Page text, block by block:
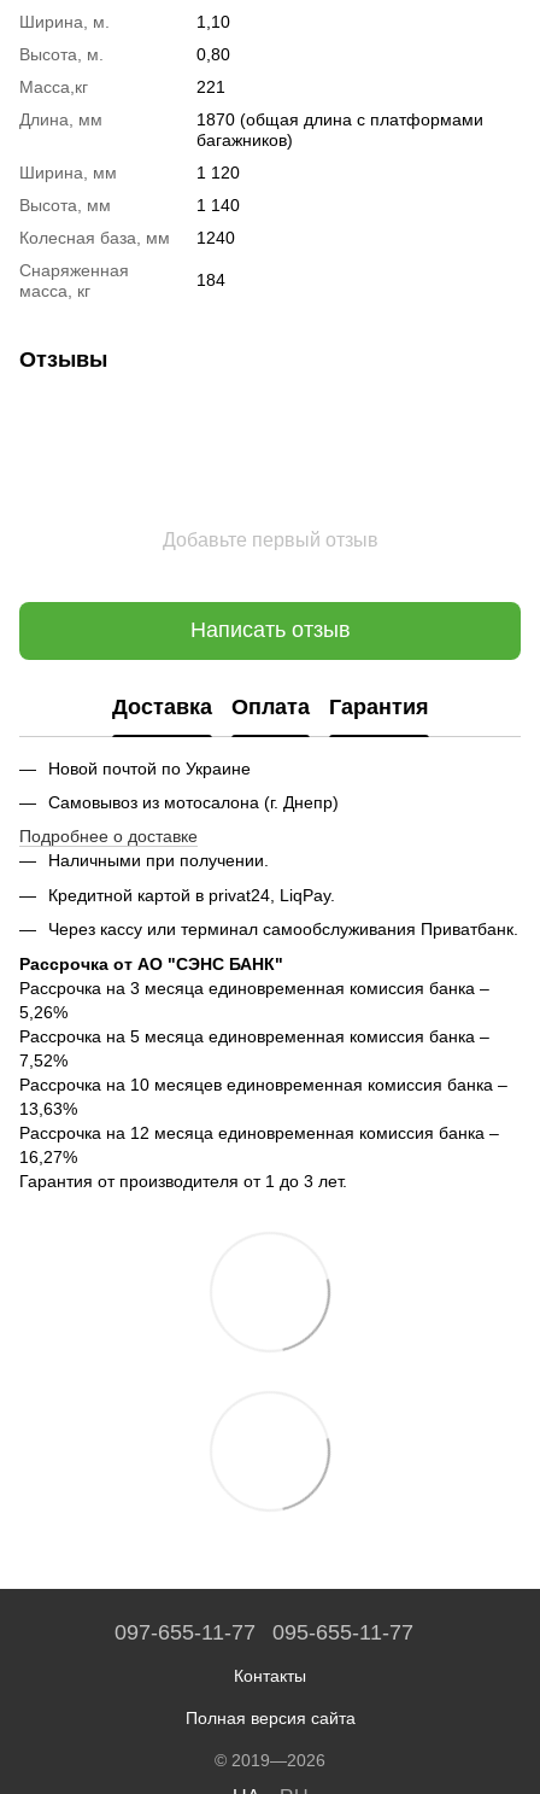
Ширина, м.
1,10
Высота, м.
0,80
Масса,кг
221
Длина, мм
1870 (общая длина с платформами
багажников)
Ширина, мм
1 120
Высота, мм
1 140
Колесная база, мм
1240
Снаряженная
масса, кг
184
Отзывы
Добавьте первый отзыв
Написать отзыв
Доставка Оплата Гарантия
Новой почтой по Украине
Самовывоз из мотосалона (г. Днепр)
Подробнее о доставке
Наличными при получении.
Кредитной картой в privat24, LiqPay.
Через кассу или терминал самообслуживания Приватбанк.
Рассрочка от АО "СЭНС БАНК"
Рассрочка на 3 месяца единовременная комиссия банка –
5,26%
Рассрочка на 5 месяца единовременная комиссия банка –
7,52%
Рассрочка на 10 месяцев единовременная комиссия банка –
13,63%
Рассрочка на 12 месяца единовременная комиссия банка –
16,27%
Гарантия от производителя от 1 до 3 лет.
097-655-11-77 095-655-11-77
Контакты
Полная версия сайта
© 2019—2026